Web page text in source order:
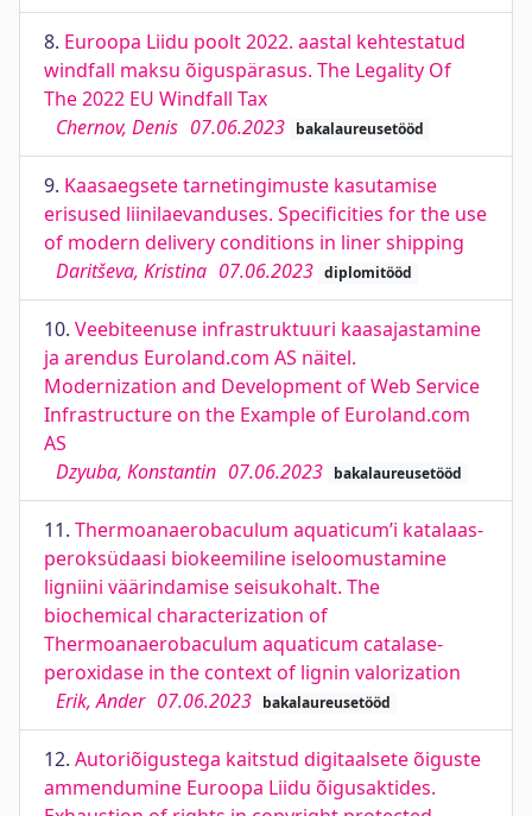
8. Euroopa Liidu poolt 2022. aastal kehtestatud
windfall maksu õiguspärasus. The Legality Of
The 2022 EU Windfall Tax
Chernov, Denis 07.06.2023 bakalaureusetööd
9. Kaasaegsete tarnetingimuste kasutamise
erisused liinilaevanduses. Specificities for the use
of modern delivery conditions in liner shipping
Daritševa, Kristina 07.06.2023 diplomitööd
10. Veebiteenuse infrastruktuuri kaasajastamine
ja arendus Euroland.com AS näitel.
Modernization and Development of Web Service
Infrastructure on the Example of Euroland.com
AS
Dzyuba, Konstantin 07.06.2023 bakalaureusetööd
11. Thermoanaerobaculum aquaticum’i katalaas-
peroksüdaasi biokeemiline iseloomustamine
ligniini väärindamise seisukohalt. The
biochemical characterization of
Thermoanaerobaculum aquaticum catalase-
peroxidase in the context of lignin valorization
Erik, Ander 07.06.2023 bakalaureusetööd
12. Autoriõigustega kaitstud digitaalsete õiguste
ammendumine Euroopa Liidu õigusaktides.